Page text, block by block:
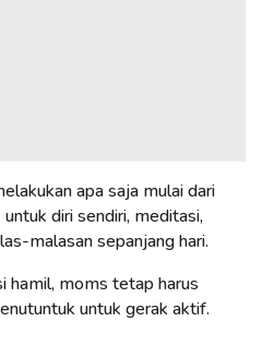
apa saja mulai dari
diri sendiri, meditasi,
malasan sepanjang hari.
hamil, moms tetap harus
untuk gerak aktif.